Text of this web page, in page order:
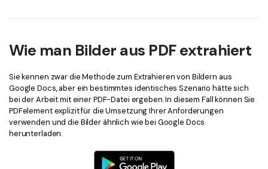
Wie man Bilder aus PDF extrahiert
Sie kennen zwar die Methode zum Extrahieren von Bildern aus
Google Docs, aber ein bestimmtes identisches Szenario hätte sich
bei der Arbeit mit einer PDF-Datei ergeben. In diesem Fall können Sie
PDFelement explizit für die Umsetzung Ihrer Anforderungen
verwenden und die Bilder ähnlich wie bei Google Docs
herunterladen.